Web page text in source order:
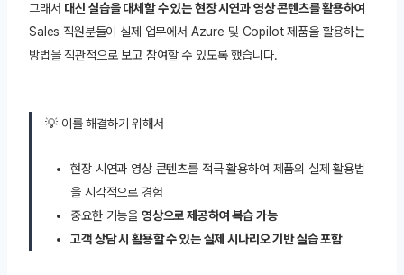
그래서 대신 실습을 대체할 수 있는 현장 시연과 영상 콘텐츠를 활용하여
Sales 직원분들이 실제 업무에서 Azure 및 Copilot 제품을 활용하는
방법을 직관적으로 보고 참여할 수 있도록 했습니다.
💡 이를 해결하기 위해서
현장 시연과 영상 콘텐츠를 적극 활용하여 제품의 실제 활용법
을 시각적으로 경험
중요한 기능을 영상으로 제공하여 복습 가능
고객 상담 시 활용할 수 있는 실제 시나리오 기반 실습 포함